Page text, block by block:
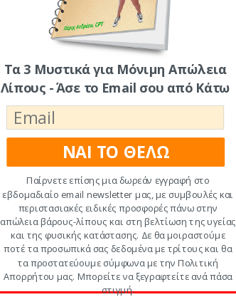
Τα 3 Μυστικά για Μόνιμη Απώλεια
Λίπους - Άσε το Email σου από Κάτω
ΝΑΙ ΤΟ ΘΕΛΩ
Παίρνετε επίσης μια δωρεάν εγγραφή στο
εβδομαδιαίο email newsletter μας, με συμβουλές και
περιστασιακές ειδικές προσφορές πάνω στην
απώλεια βάρους-λίπους και στη βελτίωση της υγείας
και της φυσικής κατάστασης. Δε θα μοιραστούμε
ποτέ τα προσωπικά σας δεδομένα με τρίτους και θα
τα προστατεύουμε σύμφωνα με την Πολιτική
Απορρήτου μας. Μπορείτε να ξεγραφτείτε ανά πάσα
στιγμή.